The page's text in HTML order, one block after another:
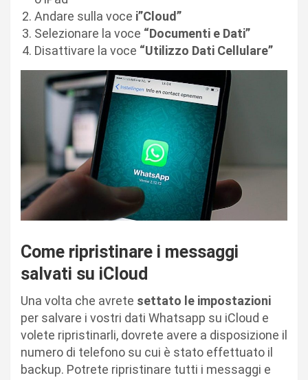
Andare sulla voce i”Cloud”
Selezionare la voce “Documenti e Dati”
Disattivare la voce “Utilizzo Dati Cellulare”
Come ripristinare i messaggi
salvati su iCloud
Una volta che avrete settato le impostazioni
per salvare i vostri dati Whatsapp su iCloud e
volete ripristinarli, dovrete avere a disposizione il
numero di telefono su cui è stato effettuato il
backup. Potrete ripristinare tutti i messaggi e